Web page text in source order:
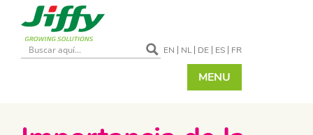
EN NL DE ES FR
MENU